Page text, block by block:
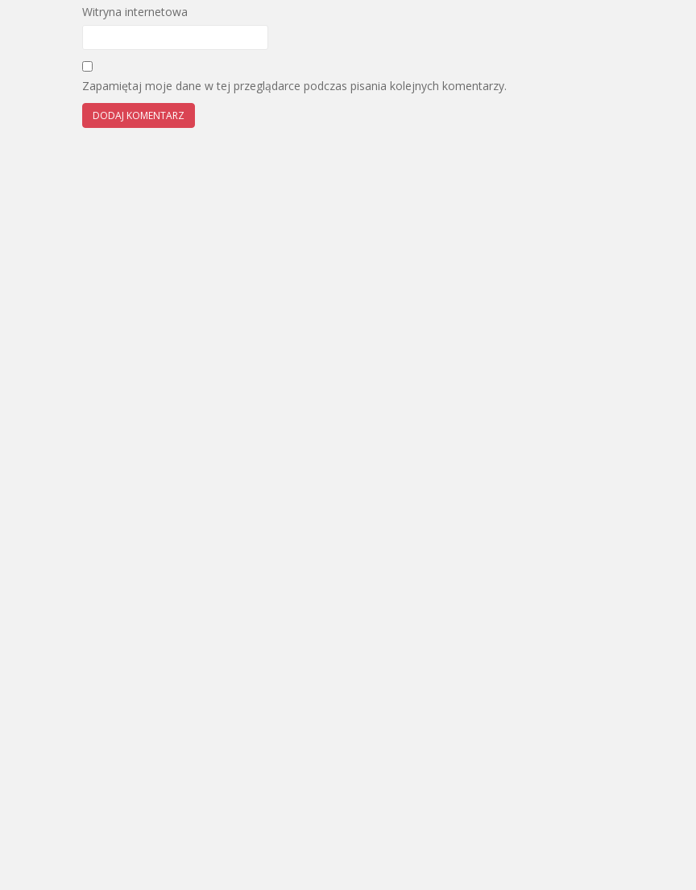
Witryna internetowa
Zapamiętaj moje dane w tej przeglądarce podczas pisania kolejnych komentarzy.